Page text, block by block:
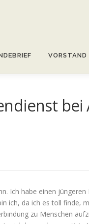
bei
Ich habe einen jüngeren
ich, da ich es toll finde,
zu Menschen